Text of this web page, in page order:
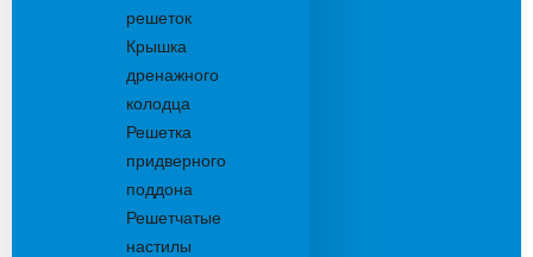
решеток
Крышка
дренажного
колодца
Решетка
придверного
поддона
Решетчатые
настилы